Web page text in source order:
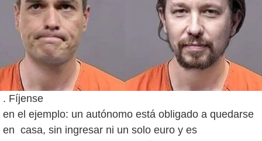
. Fíjense
en el ejemplo: un autónomo está obligado a quedarse
en casa, sin ingresar ni un solo euro y es